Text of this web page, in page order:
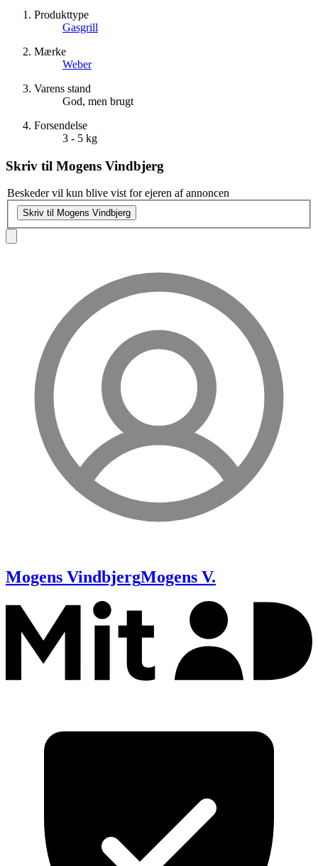
Produkttype
Gasgrill
Mærke
Weber
Varens stand
God, men brugt
Forsendelse
3 - 5 kg
Skriv til Mogens Vindbjerg
Beskeder vil kun blive vist for ejeren af annoncen
Skriv til Mogens Vindbjerg
Mogens VindbjergMogens V.